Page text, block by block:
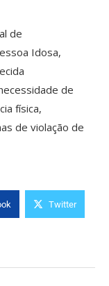
de
Idosa,
de
física,
de violação de
Twitter